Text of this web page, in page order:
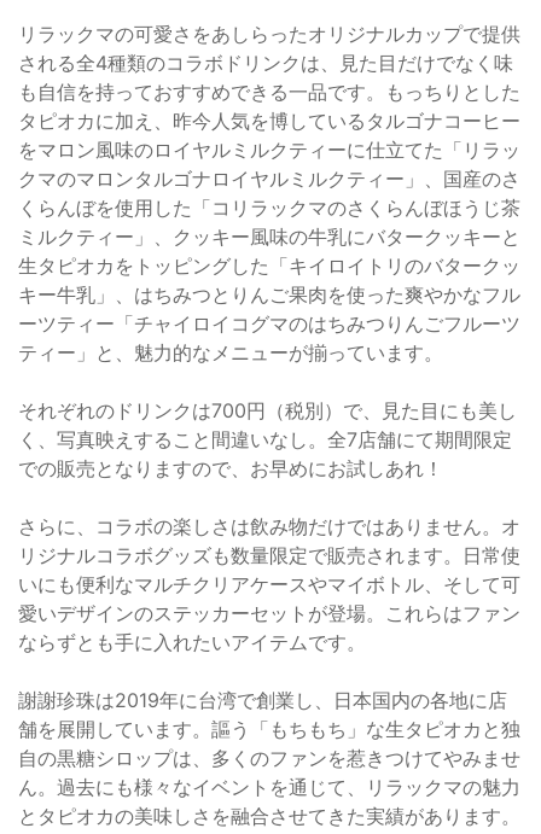
リラックマの可愛さをあしらったオリジナルカップで提供
される全4種類のコラボドリンクは、見た目だけでなく味
も自信を持っておすすめできる一品です。もっちりとした
タピオカに加え、昨今人気を博しているタルゴナコーヒー
をマロン風味のロイヤルミルクティーに仕立てた「リラッ
クマのマロンタルゴナロイヤルミルクティー」、国産のさ
くらんぼを使用した「コリラックマのさくらんぼほうじ茶
ミルクティー」、クッキー風味の牛乳にバタークッキーと
生タピオカをトッピングした「キイロイトリのバタークッ
キー牛乳」、はちみつとりんご果肉を使った爽やかなフル
ーツティー「チャイロイコグマのはちみつりんごフルーツ
ティー」と、魅力的なメニューが揃っています。
それぞれのドリンクは700円（税別）で、見た目にも美し
く、写真映えすること間違いなし。全7店舗にて期間限定
での販売となりますので、お早めにお試しあれ！
さらに、コラボの楽しさは飲み物だけではありません。オ
リジナルコラボグッズも数量限定で販売されます。日常使
いにも便利なマルチクリアケースやマイボトル、そして可
愛いデザインのステッカーセットが登場。これらはファン
ならずとも手に入れたいアイテムです。
謝謝珍珠は2019年に台湾で創業し、日本国内の各地に店
舗を展開しています。謳う「もちもち」な生タピオカと独
自の黒糖シロップは、多くのファンを惹きつけてやみませ
ん。過去にも様々なイベントを通じて、リラックマの魅力
とタピオカの美味しさを融合させてきた実績があります。